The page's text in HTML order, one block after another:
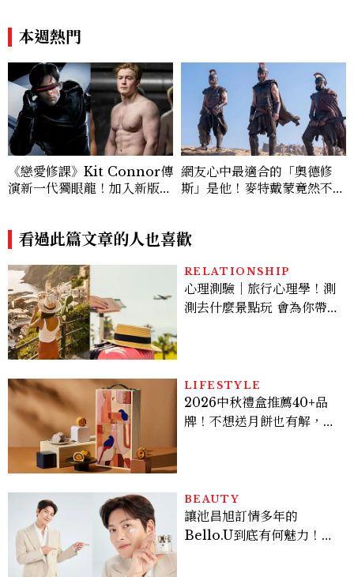
本週熱門
《戀愛修課》Kit Connor傳
演新一代獨眼龍！加入新版
網友心中最適合的「奧德修
斯」是他！麥特戴蒙竟然不是
看過此篇文章的人也喜歡
RELATIONSHIP
心理測驗｜旅行心理學！測
測去什麼景點玩 會為你帶來
LIFESTYLE
2026中秋禮盒推薦40+品
牌！不想送月餅也有解，送
BEAUTY
讓池昌旭訂情多年的
Bello.U到底有何魅力！揭